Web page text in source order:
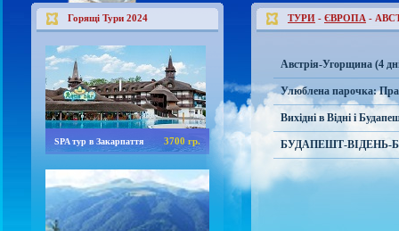
Горящі Тури 2024
SPA тур в Закарпаття 3700 гр.
ТУРИ - ЄВРОПА -
Австрія-Угорщина (4
Улюблена парочка:
Вихідні в Відні і
БУДАПЕШТ-ВІДЕНЬ-